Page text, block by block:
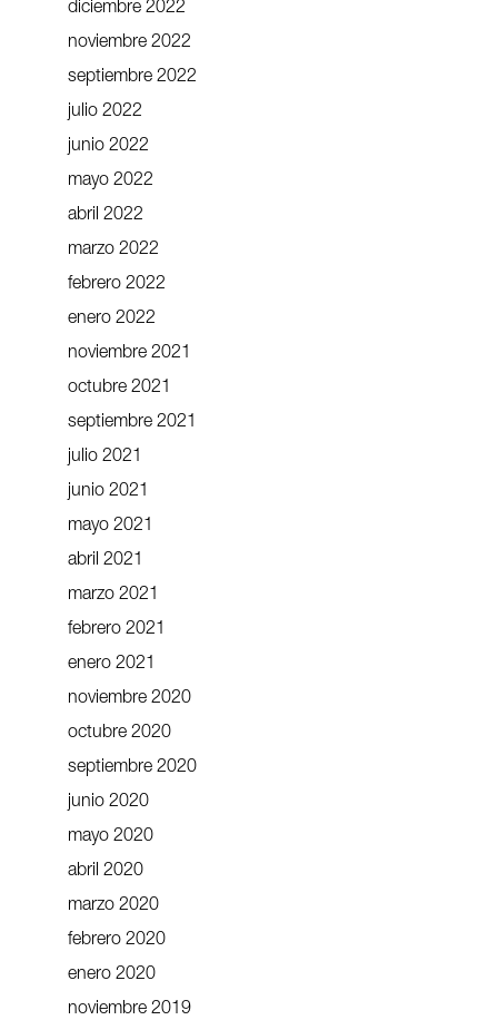
diciembre 2022
noviembre 2022
septiembre 2022
julio 2022
junio 2022
mayo 2022
abril 2022
marzo 2022
febrero 2022
enero 2022
noviembre 2021
octubre 2021
septiembre 2021
julio 2021
junio 2021
mayo 2021
abril 2021
marzo 2021
febrero 2021
enero 2021
noviembre 2020
octubre 2020
septiembre 2020
junio 2020
mayo 2020
abril 2020
marzo 2020
febrero 2020
enero 2020
noviembre 2019